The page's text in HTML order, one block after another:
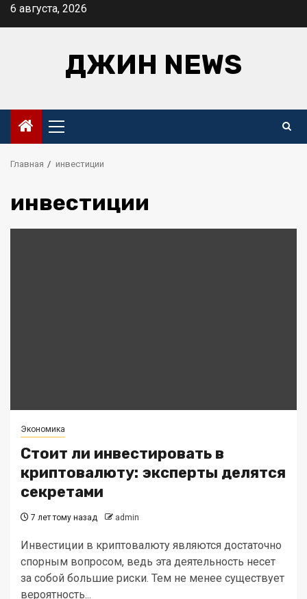
Перейти
6 августа, 2026
ДЖИН NEWS
Основное
меню
Главная инвестиции
инвестиции
Экономика
Стоит ли инвестировать в
криптовалюту: эксперты делятся
секретами
7 лет тому назад admin
Инвестиции в криптовалюту являются достаточно
спорным вопросом, ведь эта деятельность несет
за собой большие риски. Тем не менее существует
вероятность...